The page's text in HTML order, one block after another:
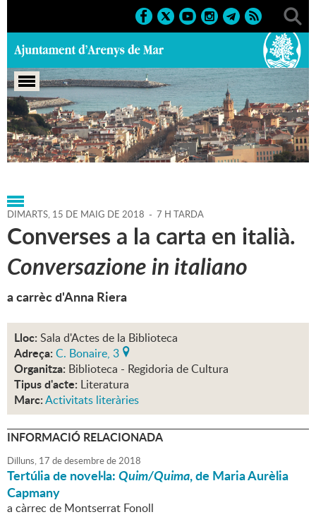
Portada > Regidories > Cultura > Biblioteca P. Fidel
Fita > Agenda > 15-05-2018
DIMARTS, 15 DE MAIG DE 2018 - 7 H TARDA
Converses a la carta en italià.
Conversazione in italiano
a carrèc d'Anna Riera
Lloc: Sala d'Actes de la Biblioteca
Adreça: C. Bonaire, 3
Organitza: Biblioteca - Regidoria de Cultura
Tipus d'acte: Literatura
Marc:Activitats literàries
INFORMACIÓ RELACIONADA
Dilluns, 17 dedesembrede2018
Tertúlia de novel·la:Quim/Quima, de Maria Aurèlia
Capmany
a càrrec de Montserrat Fonoll